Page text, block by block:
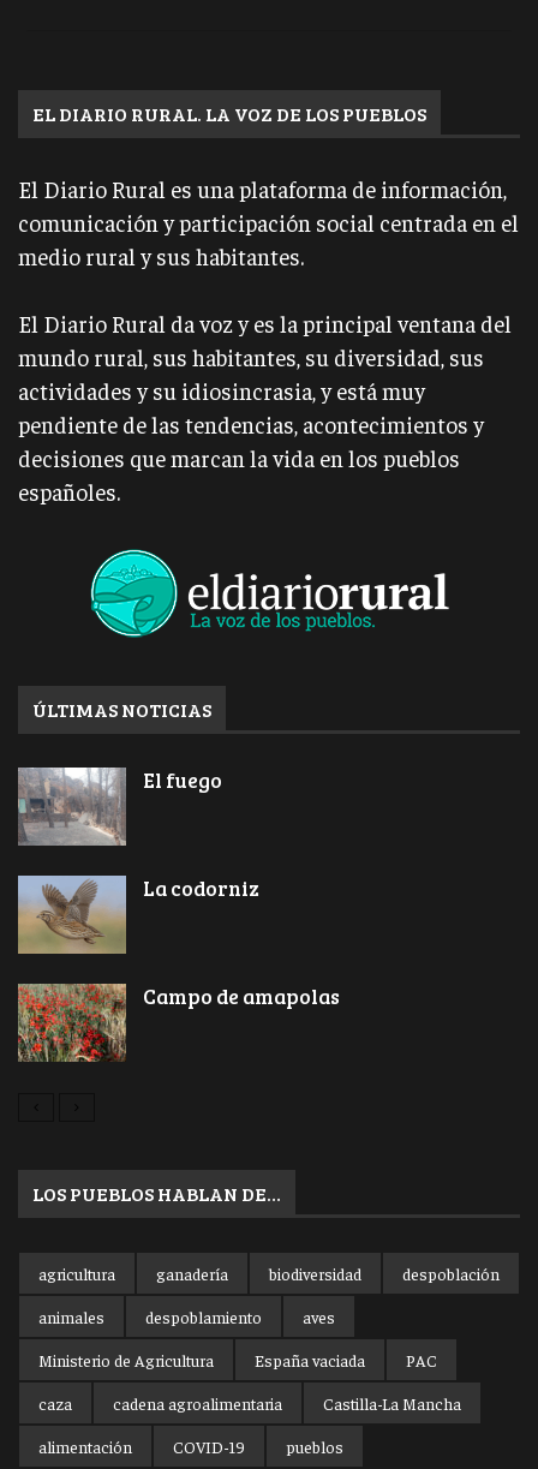
EL DIARIO RURAL. LA VOZ DE LOS PUEBLOS
El Diario Rural es una plataforma de información,
comunicación y participación social centrada en el
medio rural y sus habitantes.
El Diario Rural da voz y es la principal ventana del
mundo rural, sus habitantes, su diversidad, sus
actividades y su idiosincrasia, y está muy
pendiente de las tendencias, acontecimientos y
decisiones que marcan la vida en los pueblos
españoles.
ÚLTIMAS NOTICIAS
El fuego
La codorniz
Campo de amapolas
LOS PUEBLOS HABLAN DE…
agricultura ganadería biodiversidad
despoblación
animales
despoblamiento
aves
Ministerio de Agricultura
España vaciada
PAC
caza
cadena agroalimentaria
Castilla-La Mancha
alimentación
COVID-19 pueblos